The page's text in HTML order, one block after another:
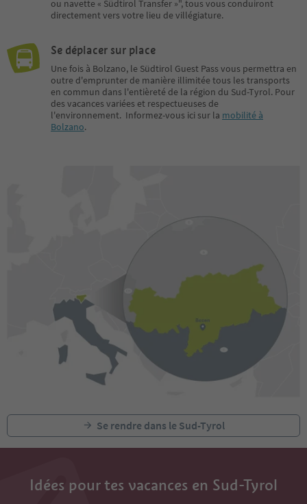
ou navette « Südtirol Transfer »", tous vous conduiront
directement vers votre lieu de villégiature.
Se déplacer sur place
Une fois à Bolzano, le Südtirol Guest Pass vous permettra en
outre d'emprunter de manière illimitée tous les transports
en commun dans l'entièreté de la région du Sud-Tyrol. Pour
des vacances variées et respectueuses de
l'environnement. Informez-vous ici sur la mobilité à
Bolzano.
Se rendre dans le Sud-Tyrol
Idées pour tes vacances en Sud-Tyrol